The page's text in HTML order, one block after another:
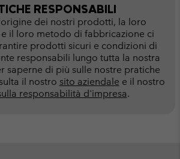
RESPONSABILI
dei nostri prodotti, la loro
il loro metodo di fabbricazione ci
prodotti sicuri e condizioni di
responsabili lungo tutta la nostra
saperne di più sulle nostre pratiche
il nostro sito aziendale e il nostro
responsabilità d'impresa.